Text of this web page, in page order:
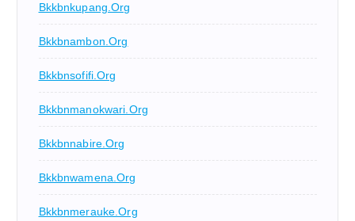
Bkkbnkupang.org
Bkkbnambon.org
Bkkbnsofifi.org
Bkkbnmanokwari.org
Bkkbnnabire.org
Bkkbnwamena.org
Bkkbnmerauke.org